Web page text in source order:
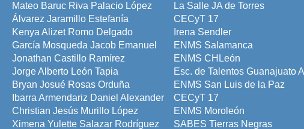
Mateo Baruc Riva Palacio López
La Salle JA de Torres
Álvarez Jaramillo Estefanía
CECyT 17
Kenya Alizet Romo Delgado
Irena Sendler
García Mosqueda Jacob Emanuel
ENMS Salamanca
Jonathan Castillo Ramírez
ENMS CHLeón
Jorge Alberto León Tapia
Esc. de Talentos Guanajuato
Bryan Josué Rosas Orduña
ENMS San Luis de la Paz
Ibarra Armendariz Daniel Alexander
CECyT 17
Christian Jesús Murillo López
ENMS Moroleón
Ximena Yulette Salazar Rodríguez
SABES Tierras Negras